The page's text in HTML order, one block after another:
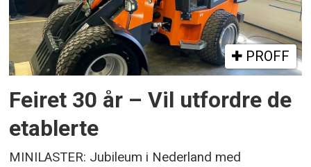
PROFF
Feiret 30 år – Vil utfordre de
etablerte
MINILASTER: Jubileum i Nederland med